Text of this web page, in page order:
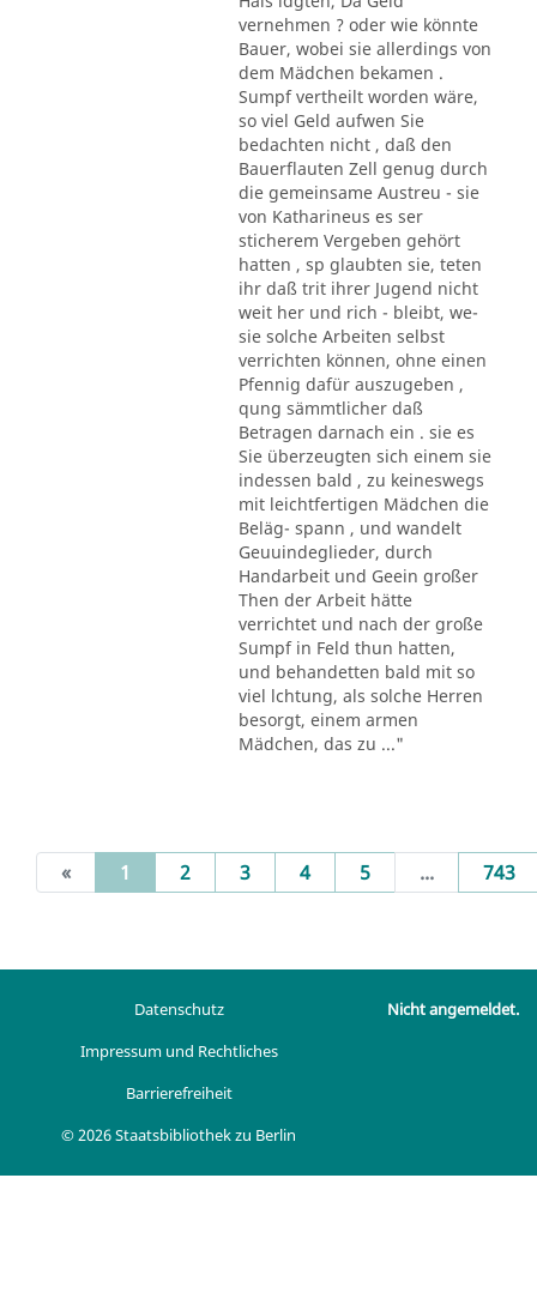
vernehmen ? oder wie könnte
Bauer, wobei sie allerdings von
dem Mädchen bekamen .
Sumpf vertheilt worden wäre,
so viel Geld aufwen Sie
bedachten nicht , daß den
Bauerflauten Zell genug durch
die gemeinsame Austreu - sie
von Katharineus es ser
sticherem Vergeben gehört
hatten , sp glaubten sie, teten
ihr daß trit ihrer Jugend nicht
weit her und rich - bleibt, we-
sie solche Arbeiten selbst
verrichten können, ohne einen
Pfennig dafür auszugeben ,
qung sämmtlicher daß
Betragen darnach ein . sie es
Sie überzeugten sich einem sie
indessen bald , zu keineswegs
mit leichtfertigen Mädchen die
Beläg- spann , und wandelt
Geuuindeglieder, durch
Handarbeit und Geein großer
Then der Arbeit hätte
verrichtet und nach der große
Sumpf in Feld thun hatten,
und behandetten bald mit so
viel lchtung, als solche Herren
besorgt, einem armen
Mädchen, das zu ..."
« 1 (current)
2 3 4 5 ... 743
Datenschutz
Impressum und Rechtliches
Barrierefreiheit
© 2026 Staatsbibliothek zu Berlin
Nicht angemeldet.